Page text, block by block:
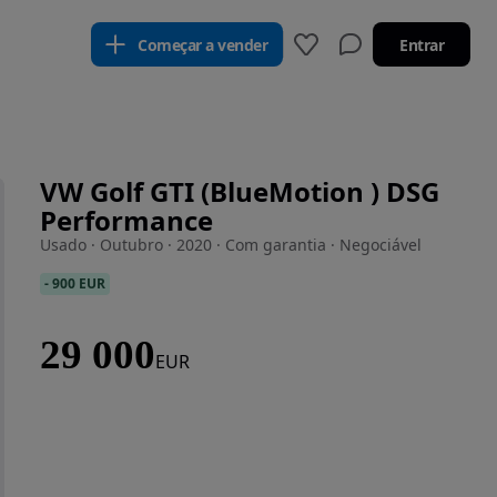
Começar a vender Entrar
VW Golf GTI (BlueMotion ) DSG
Performance
Usado · Outubro · 2020 · Com garantia · Negociável
-900 EUR
29 000EUR